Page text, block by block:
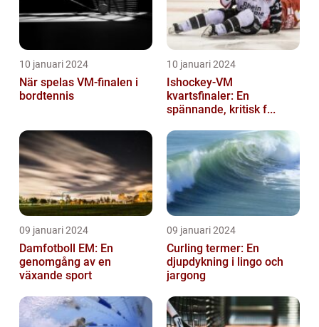
10 januari 2024
När spelas VM-finalen i
bordtennis
10 januari 2024
Ishockey-VM
kvartsfinaler: En
spännande, kritisk f...
09 januari 2024
Damfotboll EM: En
genomgång av en
växande sport
09 januari 2024
Curling termer: En
djupdykning i lingo och
jargong